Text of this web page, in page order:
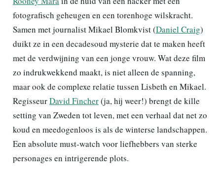
fotografisch geheugen en een torenhoge wilskracht.
Samen met journalist Mikael Blomkvist (Daniel Craig)
duikt ze in een decadesoud mysterie dat te maken heeft
met de verdwijning van een jonge vrouw. Wat deze film
zo indrukwekkend maakt, is niet alleen de spanning,
maar ook de complexe relatie tussen Lisbeth en Mikael.
RegisseurDavid Fincher(ja, hij weer!) brengt de kille
setting van Zweden tot leven, met een verhaal dat net zo
koud en meedogenloos is als de winterse landschappen.
Een absolute must-watch voor liefhebbers van sterke
personages en intrigerende plots.